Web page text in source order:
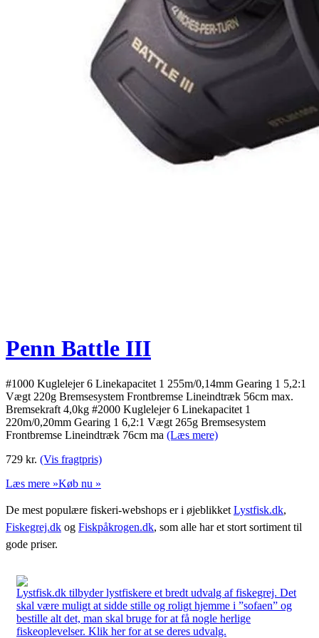
Penn Battle III
#1000 Kuglelejer 6 Linekapacitet 1 255m/0,14mm Gearing 1 5,2:1
Vægt 220g Bremsesystem Frontbremse Lineindtræk 56cm max.
Bremsekraft 4,0kg #2000 Kuglelejer 6 Linekapacitet 1
220m/0,20mm Gearing 1 6,2:1 Vægt 265g Bremsesystem
Frontbremse Lineindtræk 76cm ma (Læs mere)
729 kr. (Vis fragtpris)
Læs mere »Køb nu »
De mest populære fiskeri-webshops er i øjeblikket Lystfisk.dk,
Fiskegrej.dk og Fiskpåkrogen.dk, som alle har et stort sortiment til
gode priser.
Lystfisk.dk tilbyder lystfiskere et bredt udvalg af fiskegrej. Det
skal være muligt at sidde stille og roligt hjemme i ”sofaen” og
bestille alt det, man skal bruge for at få nogle herlige
fiskeoplevelser. Klik her for at se deres udvalg.